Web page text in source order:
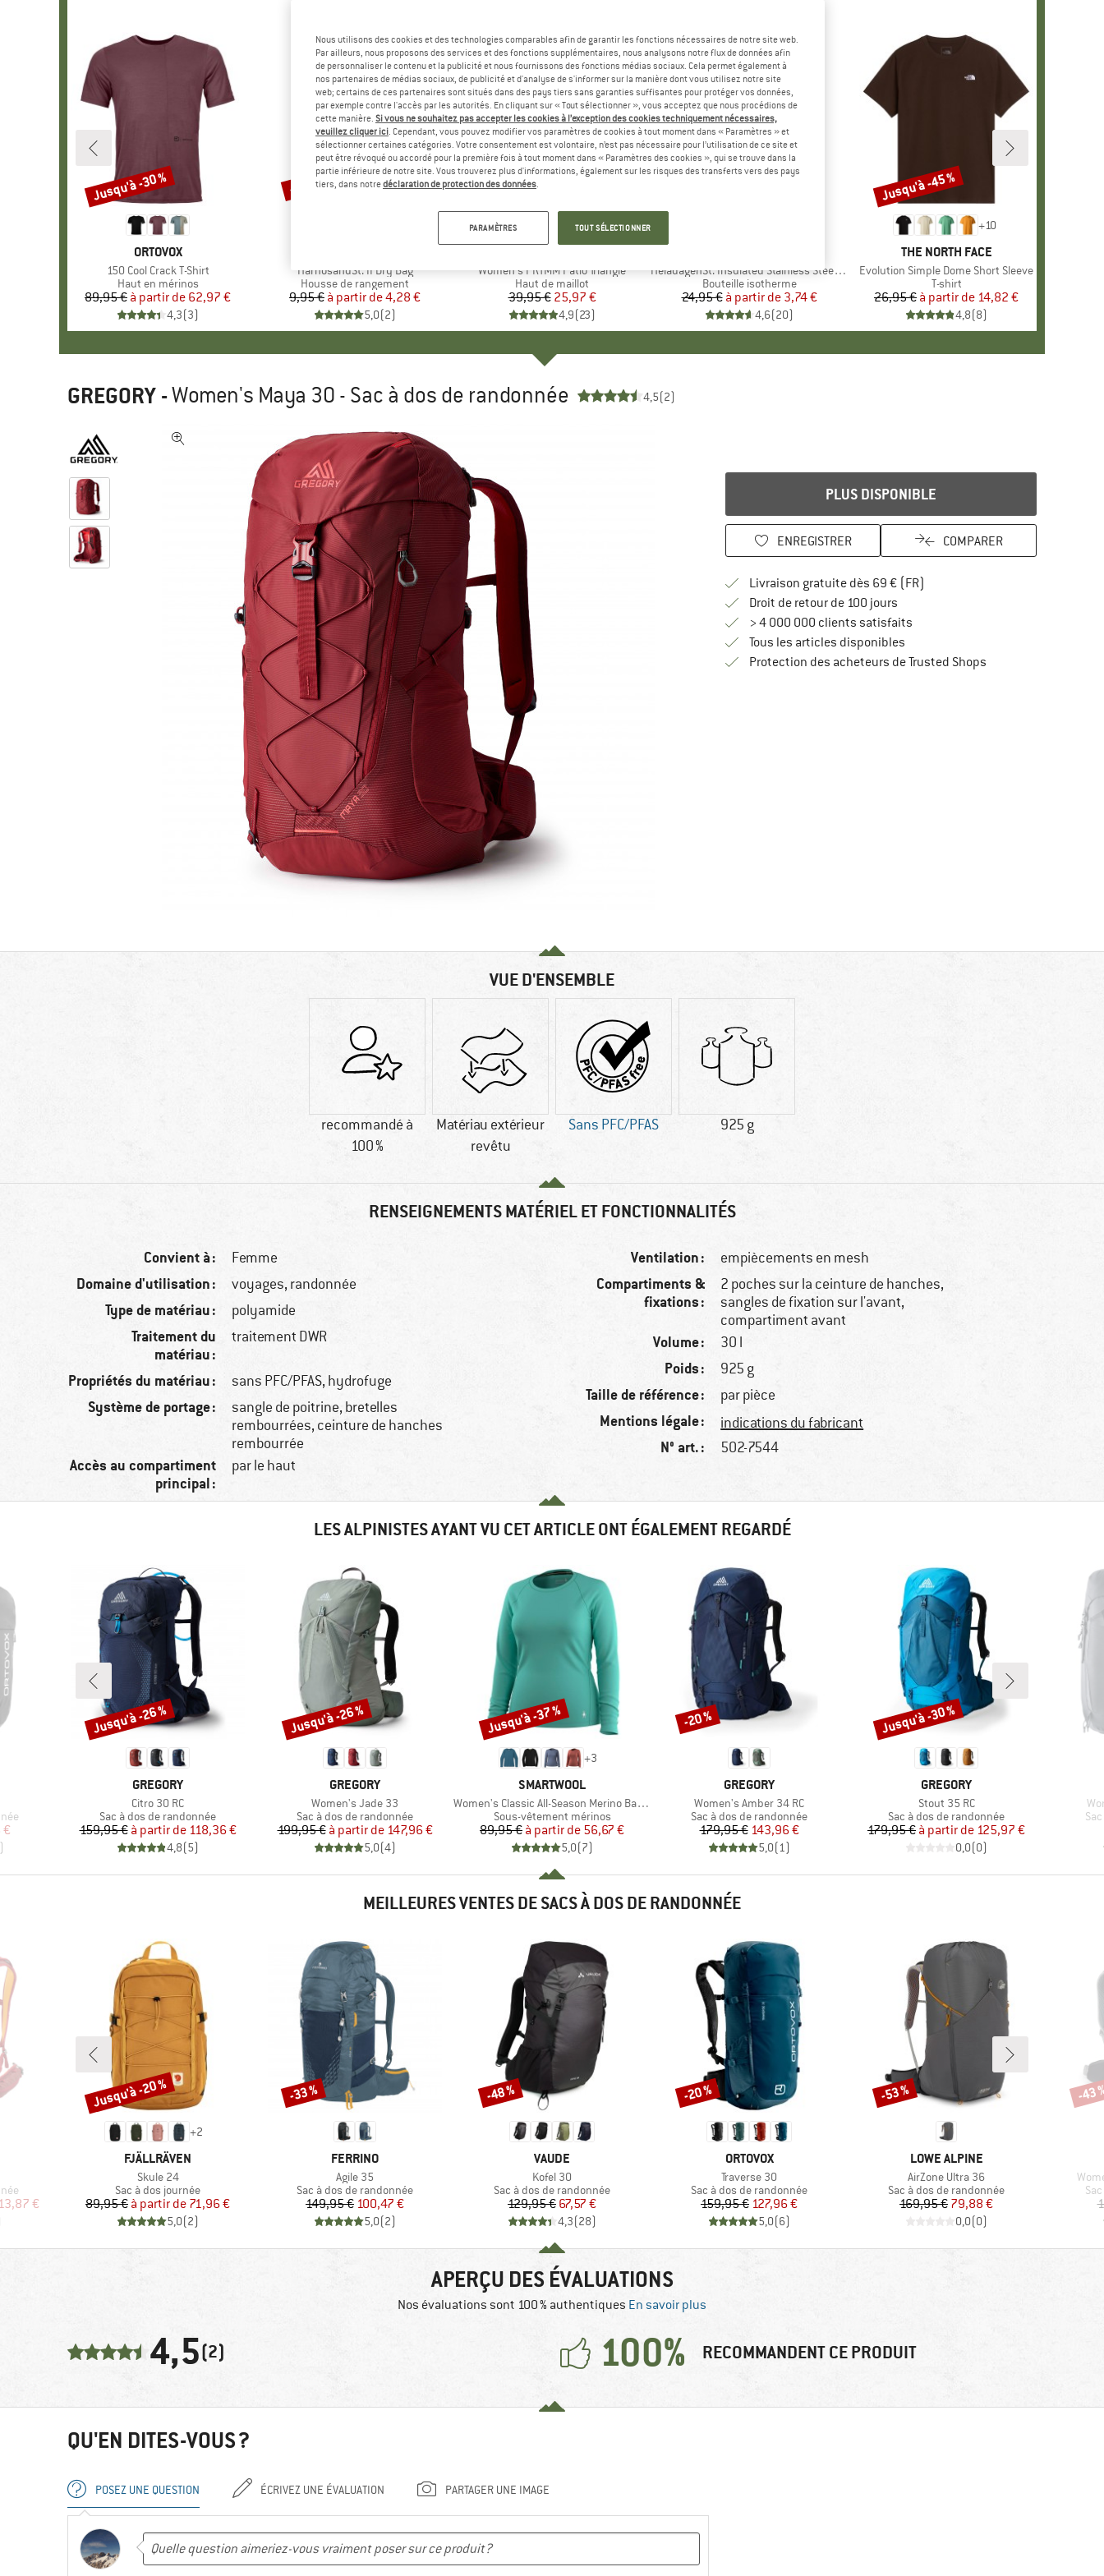
MARQUE
ORTOVOX
Article
150 Cool Crack T-Shirt
Product group
Haut en mérinos
Prix
89,95 € Prix réduit
à partir de 62,97 €
4,3(3)
Remise
Jusqu'à -30 %
Article
HarnosandSt. II Dry Bag
Product group
Housse de rangement
Prix
9,95 € Prix réduit
à partir de4,28 €
5,0(2)
Remise
-57 %
Article
Women's PRTMM Patio Triangle
Product group
Haut de maillot
Prix
39,95 € Prix réduit
25,97 €
4,9(23)
Remise
-35 %
Article
HeladagenSt. Insulated Stainless Steel Bottle 500
Product group
Bouteille isotherme
Prix
24,95 € Prix réduit
à partir de 3,74 €
4,6(20)
+10
MARQUE
THE NORTH FACE
Article
Evolution Simple Dome Short Sleeve
Product group
T-shirt
Prix
26,95 € Prix réduit
à partir de 14,82 €
4,8(8)
Remise
Jusqu'à -45 %
GREGORY -Women's Maya 30 - Sac à dos de randonnée 4,5(2)
PLUS DISPONIBLE
ENREGISTRER COMPARER
Livraison gratuite dès 69 € (FR)
Droit de retour de 100 joursTrouve les informations de
> 4 000 000 clients satisfaits
Tous les articles disponibles
Protection des acheteurs de Trusted ShopsTrouve toutes les
VUE D'ENSEMBLE
recommandé à
100 %
Matériau extérieur
revêtu
Sans PFC/PFAS 925 g
RENSEIGNEMENTS MATÉRIEL ET FONCTIONNALITÉS
Convient à : Femme
Domaine d'utilisation : voyages, randonnée
Type de matériau : polyamide
Traitement du
matériau :
traitement DWR
Propriétés du matériau : sans PFC/PFAS, hydrofuge
Système de portage :
sangle de poitrine, bretelles
rembourrées, ceinture de hanches
rembourrée
Accès au compartiment
principal :
par le haut
Ventilation : empiècements en mesh
Compartiments &
fixations :
2 poches sur la ceinture de hanches,
sangles de fixation sur l'avant,
compartiment avant
Volume : 30 l
Poids : 925 g
Taille de référence : par pièce
Mentions légale : indications du fabricant
N° art. : 502-7544
LES ALPINISTES AYANT VU CET ARTICLE ONT ÉGALEMENT REGARDÉ
€
MARQUE
GREGORY
Article
Citro 30 RC
Product group
Sac à dos de randonnée
Prix
159,95 € Prix réduit
à partir de 118,36 €
4,8(5)
Remise
Jusqu'à -26 %
MARQUE
GREGORY
Article
Women's Jade 33
Product group
Sac à dos de randonnée
Prix
199,95 € Prix réduit
à partir de 147,96 €
5,0(4)
Remise
Jusqu'à -26 %
+3
MARQUE
SMARTWOOL
Article
Women's Classic All-Season Merino Base Layer L/S
Product group
Sous-vêtement mérinos
Prix
89,95 € Prix réduit
à partir de 56,67 €
5,0(7)
Remise
Jusqu'à -37 %
MARQUE
GREGORY
Article
Women's Amber 34 RC
Product group
Sac à dos de randonnée
Prix
179,95 €Prix réduit
143,96 €
5,0(1)
Remise
-20 %
MARQUE
GREGORY
Article
Stout 35 RC
Product group
Sac à dos de randonnée
Prix
179,95 € Prix réduit
à partir de 125,97 €
0,0(0)
Remise
Jusqu'à -30 %
MEILLEURES VENTES DE SACS À DOS DE RANDONNÉE
€
+2
MARQUE
FJÄLLRÄVEN
Article
Skule 24
Product group
Sac à dos journée
Prix
89,95 € Prix réduit
à partir de 71,96 €
5,0(2)
Remise
Jusqu'à -20 %
MARQUE
FERRINO
Article
Agile 35
Product group
Sac à dos de randonnée
Prix
149,95 €Prix réduit
100,47 €
5,0(2)
Remise
-33 %
MARQUE
VAUDE
Article
Kofel 30
Product group
Sac à dos de randonnée
Prix
129,95 €Prix réduit
67,57 €
4,3(28)
Remise
-48 %
MARQUE
ORTOVOX
Article
Traverse 30
Product group
Sac à dos de randonnée
Prix
159,95 €Prix réduit
127,96 €
5,0(6)
Remise
-20 %
MARQUE
LOWE ALPINE
Article
AirZone Ultra 36
Product group
Sac à dos de randonnée
Prix
169,95 €Prix réduit
79,88 €
0,0(0)
Remise
-53 % -43
APERÇU DES ÉVALUATIONS
Nos évaluations sont 100 % authentiques En savoir plus
4,5(2) 100% RECOMMANDENT CE PRODUIT
QU'EN DITES-VOUS ?
POSEZ UNE QUESTION ÉCRIVEZ UNE ÉVALUATION PARTAGER UNE IMAGE
Nous utilisons des cookies et des technologies comparables afin de garantir les fonctions nécessaires de notre site web.
Par ailleurs, nous proposons des services et des fonctions supplémentaires, nous analysons notre flux de données afin
de personnaliser le contenu et la publicité et nous fournissons des fonctions médias sociaux. Cela permet également à
nos partenaires de médias sociaux, de publicité et d'analyse de s'informer sur la manière dont vous utilisez notre site
web; certains de ces partenaires sont situés dans des pays tiers sans garanties suffisantes pour protéger vos données,
par exemple contre l'accès par les autorités. En cliquant sur « Tout sélectionner », vous acceptez que nous procédions de
cette manière. Si vous ne souhaitez pas accepter les cookies à l’exception des cookies techniquement nécessaires,
veuillez cliquer ici. Cependant, vous pouvez modifier vos paramètres de cookies à tout moment dans « Paramètres » et
sélectionner certaines catégories. Votre consentement est volontaire, n’est pas nécessaire pour l’utilisation de ce site et
peut être révoqué ou accordé pour la première fois à tout moment dans « Paramètres des cookies », qui se trouve dans la
partie inférieure de notre site. Vous trouverez plus d'informations, également sur les risques des transferts vers des pays
tiers, dans notredéclaration de protection des données.
PARAMÈTRES TOUT SÉLECTIONNER